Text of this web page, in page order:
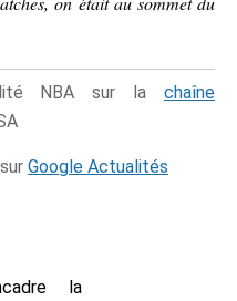
NBA sur la chaîne
Google Actualités
la